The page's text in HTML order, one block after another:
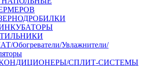
Обогреватели/Увлажнители/
СПЛИТ-СИСТЕМЫ